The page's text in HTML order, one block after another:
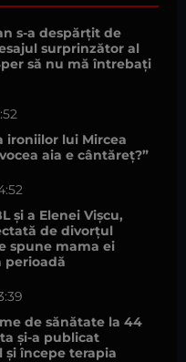
s-a despărțit de
surprinzător al
să nu mă întrebați
ironiilor lui Mircea
aia e cântăreț?”
și a Elenei Vișcu,
de divorțul
spune mama ei
perioadă
de sănătate la 44
și-a publicat
și începe terapia